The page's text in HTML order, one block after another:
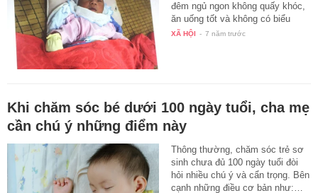
đêm ngủ ngon không quấy khóc,
ăn uống tốt và không có biểu
hiện…
XÃ HỘI - 7 năm trước
Khi chăm sóc bé dưới 100 ngày tuổi, cha mẹ
cần chú ý những điểm này
Thông thường, chăm sóc trẻ sơ
sinh chưa đủ 100 ngày tuổi đòi
hỏi nhiều chú ý và cẩn trọng. Bên
cạnh những điều cơ bản như:…